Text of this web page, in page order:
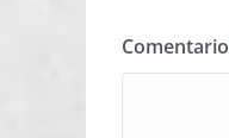
Comentario